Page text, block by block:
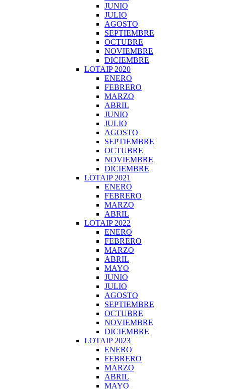
JUNIO
JULIO
AGOSTO
SEPTIEMBRE
OCTUBRE
NOVIEMBRE
DICIEMBRE
LOTAIP 2020
ENERO
FEBRERO
MARZO
ABRIL
JUNIO
JULIO
AGOSTO
SEPTIEMBRE
OCTUBRE
NOVIEMBRE
DICIEMBRE
LOTAIP 2021
ENERO
FEBRERO
MARZO
ABRIL
LOTAIP 2022
ENERO
FEBRERO
MARZO
ABRIL
MAYO
JUNIO
JULIO
AGOSTO
SEPTIEMBRE
OCTUBRE
NOVIEMBRE
DICIEMBRE
LOTAIP 2023
ENERO
FEBRERO
MARZO
ABRIL
MAYO